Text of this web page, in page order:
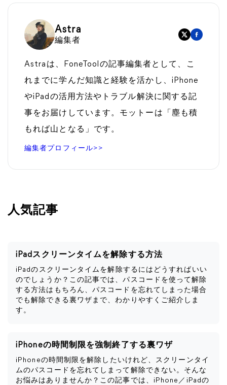
Astra
編集者
Astraは、FoneToolの記事編集者として、こ
れまでに学んだ知識と経験を活かし、iPhone
やiPadの活用方法やトラブル解決に関する記
事をお届けしています。モットーは「塵も積
もれば山となる」です。
編集者プロフィール>>
人気記事
iPadスクリーンタイムを解除する方法
iPadのスクリーンタイムを解除するにはどうすればいい
のでしょうか？この記事では、パスコードを使って解除
する方法はもちろん、パスコードを忘れてしまった場合
でも解除できる裏ワザまで、わかりやすくご紹介しま
す。
iPhoneの時間制限を強制終了する裏ワザ
iPhoneの時間制限を解除したいけれど、スクリーンタイ
ムのパスコードを忘れてしまって解除できない。そんな
お悩みはありませんか？この記事では、iPhone／iPadの